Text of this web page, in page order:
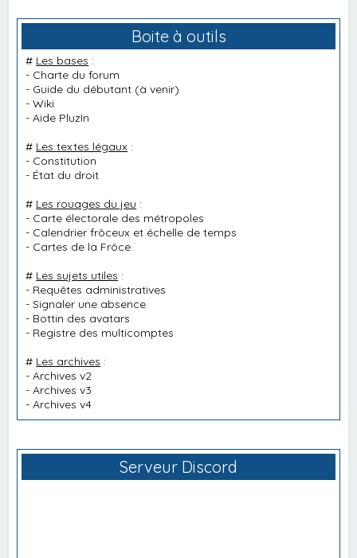
Boite à outils
# Les bases :
- Charte du forum
- Guide du débutant (à venir)
-Wiki
-Aide PluzIn
# Les textes légaux :
- Constitution
- État du droit
# Les rouages du jeu :
- Carte électorale des métropoles
- Calendrier frôceux et échelle de temps
- Cartes de la Frôce
# Les sujets utiles :
- Requêtes administratives
-Signaler une absence
- Bottin des avatars
- Registre des multicomptes
# Les archives :
-Archives v2
-Archives v3
-Archives v4
Serveur Discord